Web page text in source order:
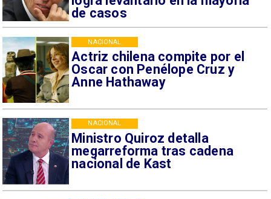
de casos
Actriz chilena compite por el
Oscar con Penélope Cruz y
Anne Hathaway
NACIONAL
Ministro Quiroz detalla
megarreforma tras cadena
nacional de Kast
NACIONAL